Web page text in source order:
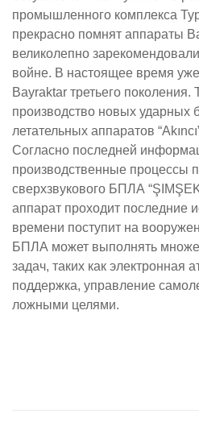
промышленного комплекса
прекрасно помнят аппараты
великолепно
войне. В настоящее время
Bayraktar третьего
производство новых ударных
летательных аппаратов
Согласно последней
производственные процессы
сверхзвукового БПЛА
аппарат проходит последние
времени поступит на
БПЛА может выполнять
задач, таких как электронная
поддержка, управление
ложными целями.